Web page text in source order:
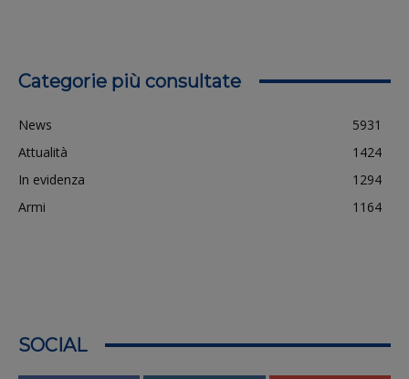
Categorie più consultate
News
5931
Attualità
1424
In evidenza
1294
Armi
1164
SOCIAL